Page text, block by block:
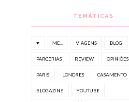
TEMÁTICAS
♥ ME... VIAGENS BLOG
PARCERIAS REVIEW OPINIÕES
PARIS LONDRES CASAMENTO
BLOGAZINE YOUTUBE